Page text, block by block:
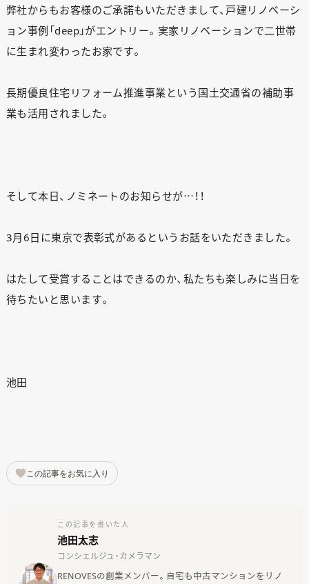
弊社からもお客様のご承諾もいただきまして、戸建リノベーシ
ョン事例「deep」がエントリー。実家リノベーションで二世帯
に生まれ変わったお家です。
長期優良住宅リフォーム推進事業という国土交通省の補助事
業も活用されました。
そして本日、ノミネートのお知らせが…！！
3月6日に東京で表彰式があるというお話をいただきました。
はたして受賞することはできるのか、私たちも楽しみに当日を
待ちたいと思います。
池田
この記事をお気に入り
この記事を書いた人
池田太志
コンシェルジュ・カメラマン
RENOVESの創業メンバー。自宅も中古マンションをリノ